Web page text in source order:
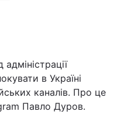
в Україні
каналів. Про це
Павло Дуров.